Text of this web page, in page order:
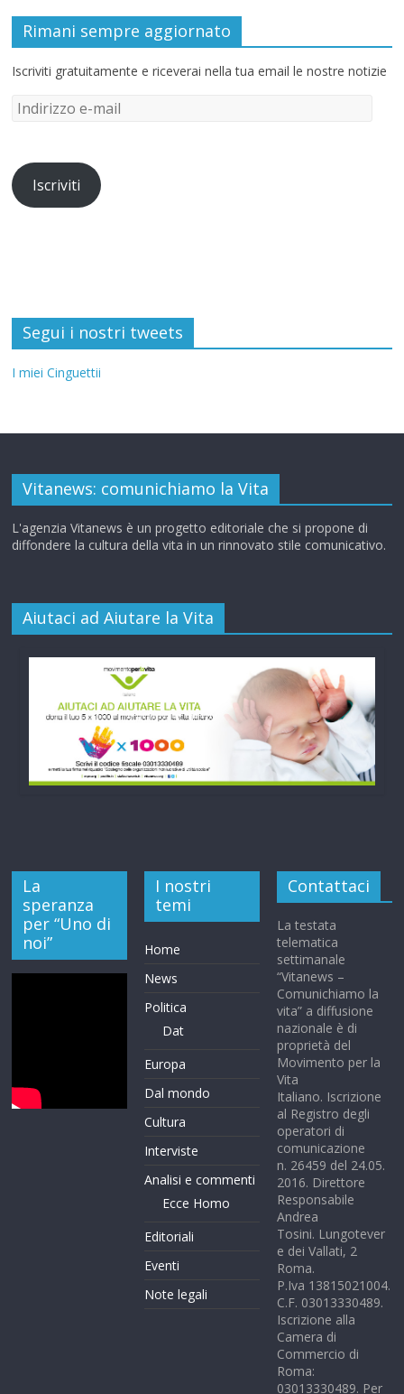
Rimani sempre aggiornato
Iscriviti gratuitamente e riceverai nella tua email le nostre notizie
Iscriviti
Segui i nostri tweets
I miei Cinguettii
Vitanews: comunichiamo la Vita
L'agenzia Vitanews è un progetto editoriale che si propone di
diffondere la cultura della vita in un rinnovato stile comunicativo.
Aiutaci ad Aiutare la Vita
La
speranza
per “Uno di
noi”
I nostri
temi
Home
News
Politica
Dat
Europa
Dal mondo
Cultura
Interviste
Analisi e commenti
Ecce Homo
Editoriali
Eventi
Note legali
Contattaci
La testata
telematica
settimanale
“Vitanews –
Comunichiamo la
vita” a diffusione
nazionale è di
proprietà del
Movimento per la
Vita
Italiano. Iscrizione
al Registro degli
operatori di
comunicazione
n. 26459 del 24.05.
2016. Direttore
Responsabile
Andrea
Tosini. Lungotever
e dei Vallati, 2
Roma.
P.Iva 13815021004.
C.F. 03013330489.
Iscrizione alla
Camera di
Commercio di
Roma:
03013330489. Per